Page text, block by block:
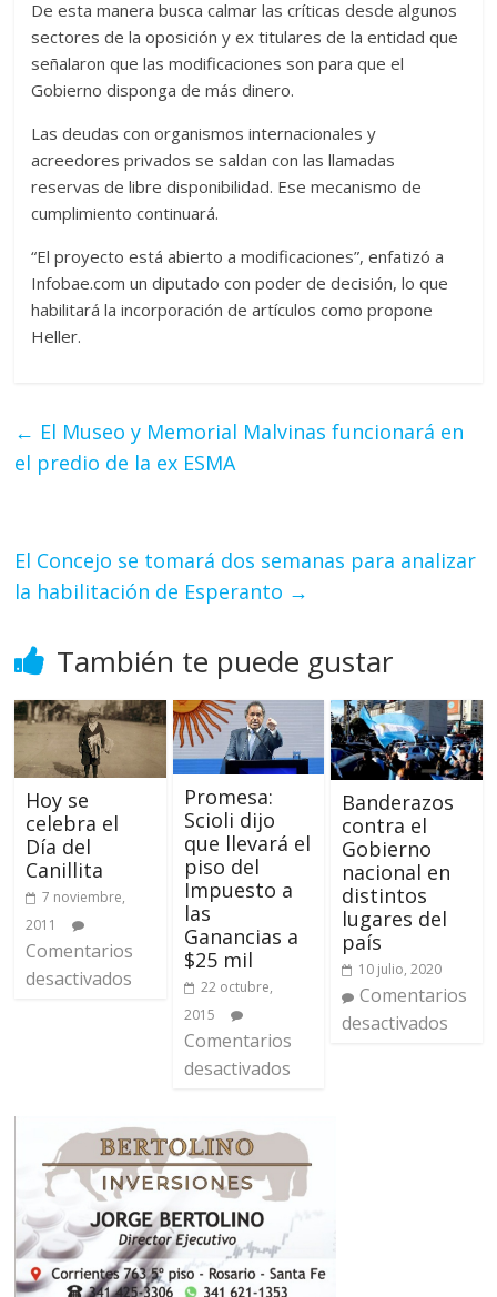
De esta manera busca calmar las críticas desde algunos
sectores de la oposición y ex titulares de la entidad que
señalaron que las modificaciones son para que el
Gobierno disponga de más dinero.
Las deudas con organismos internacionales y
acreedores privados se saldan con las llamadas
reservas de libre disponibilidad. Ese mecanismo de
cumplimiento continuará.
“El proyecto está abierto a modificaciones”, enfatizó a
Infobae.com un diputado con poder de decisión, lo que
habilitará la incorporación de artículos como propone
Heller.
← El Museo y Memorial Malvinas funcionará en
el predio de la ex ESMA
El Concejo se tomará dos semanas para analizar
la habilitación de Esperanto →
También te puede gustar
Hoy se
celebra el
Día del
Canillita
7 noviembre,
2011
Comentarios
desactivados
Promesa:
Scioli dijo
que llevará el
piso del
Impuesto a
las
Ganancias a
$25 mil
22 octubre,
2015
Comentarios
desactivados
Banderazos
contra el
Gobierno
nacional en
distintos
lugares del
país
10 julio, 2020
Comentarios
desactivados